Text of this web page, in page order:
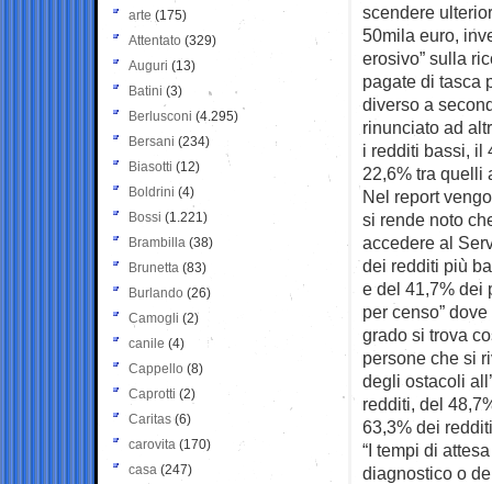
scendere
50mila euro,
erosivo” sulla
pagate di tasca
diverso a
rinunciato ad
i redditi bassi, il
22,6% tra quelli
Nel report
si rende noto
accedere al
dei redditi più
e del 41,7% dei
per censo”
grado si trova
persone che si
degli ostacoli
redditi, del
63,3% dei
“I tempi di
diagnostico o
arte (175)
Attentato (329)
Auguri (13)
Batini (3)
Berlusconi (4.295)
Bersani (234)
Biasotti (12)
Boldrini (4)
Bossi (1.221)
Brambilla (38)
Brunetta (83)
Burlando (26)
Camogli (2)
canile (4)
Cappello (8)
Caprotti (2)
Caritas (6)
carovita (170)
casa (247)